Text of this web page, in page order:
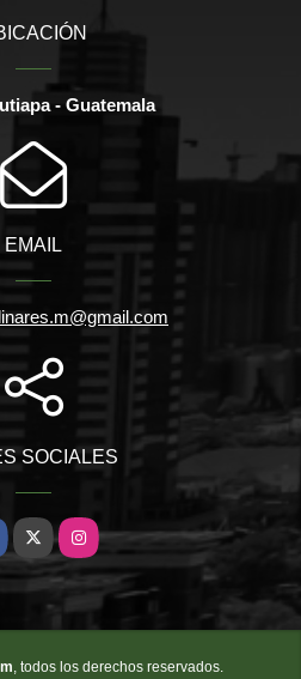
- Guatemala
EMAIL
SOCIALES
X Instagram
, todos los derechos reservados.